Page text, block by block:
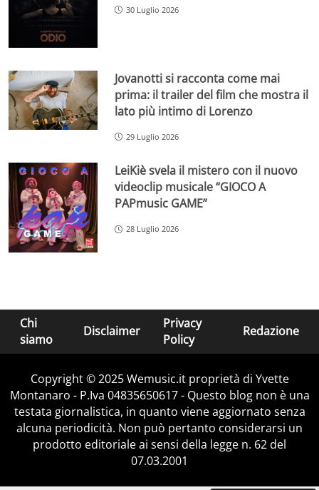
30 Luglio 2026
Jovanotti si racconta come mai
prima: il trailer del film che mostra il
lato più intimo di Lorenzo
29 Luglio 2026
LeiKiè svela il mistero con il nuovo
videoclip musicale “GIOCO A
PAPmusic GAME”
28 Luglio 2026
Chi
siamo
Disclaimer
Privacy
Policy
Redazione
Copyright © 2025 Wemusic.it proprietà di Yvette
Montanaro - P.Iva 04835650617 - Questo blog non è una
testata giornalistica, in quanto viene aggiornato senza
alcuna periodicità. Non può pertanto considerarsi un
prodotto editoriale ai sensi della legge n. 62 del
07.03.2001